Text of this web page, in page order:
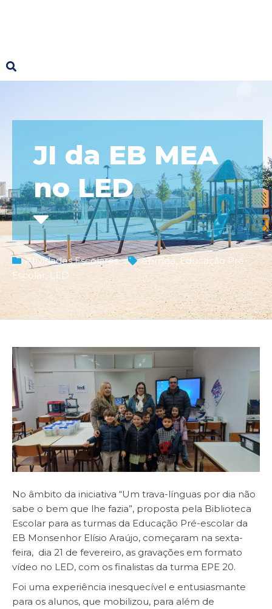
JI da EB MEA
no LED
Atividades Escolares ebmea,Educação Pré-
Escolar, LED
No âmbito da iniciativa “Um trava-línguas por dia não
sabe o bem que lhe fazia”, proposta pela Biblioteca
Escolar para as turmas da Educação Pré-escolar da
EB Monsenhor Elísio Araújo, começaram na sexta-
feira, dia 21 de fevereiro, as gravações em formato
vídeo no LED, com os finalistas da turma EPE 20.
Foi uma experiência inesquecível e entusiasmante
para os alunos, que mobilizou, para além de